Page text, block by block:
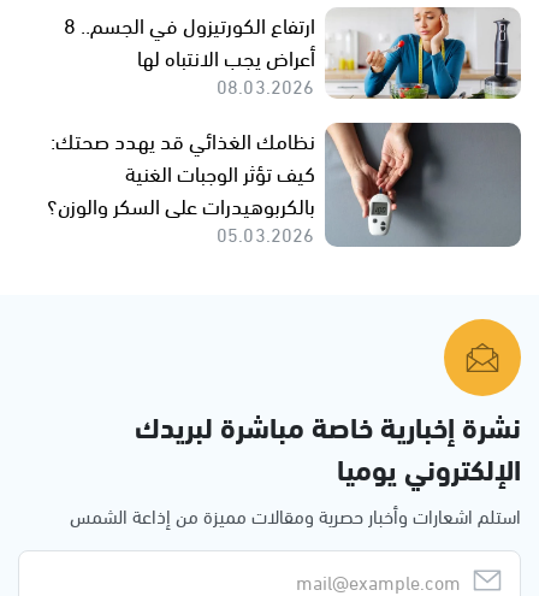
ارتفاع الكورتيزول في الجسم.. 8
أعراض يجب الانتباه لها
08.03.2026
نظامك الغذائي قد يهدد صحتك:
كيف تؤثر الوجبات الغنية
بالكربوهيدرات على السكر والوزن؟
05.03.2026
نشرة إخبارية خاصة مباشرة لبريدك
الإلكتروني يوميا
استلم اشعارات وأخبار حصرية ومقالات مميزة من إذاعة الشمس